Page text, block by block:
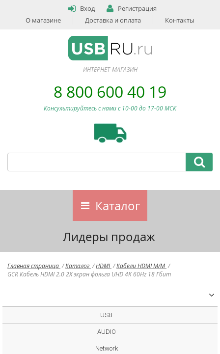
Вход
Регистрация
О магазине
Доставка и оплата Контакты
ИНТЕРНЕТ-МАГАЗИН
8 800 600 40 19
Консультируйтесь с нами c 10-00 до 17-00 МСК
Каталог
Лидеры продаж
Главная страница /Каталог /HDMI /Кабели HDMI M/M /
GCR Кабель HDMI 2.0 2Х экран фольга UHD 4K 60Hz 18 Гбит
USB
AUDIO
Network